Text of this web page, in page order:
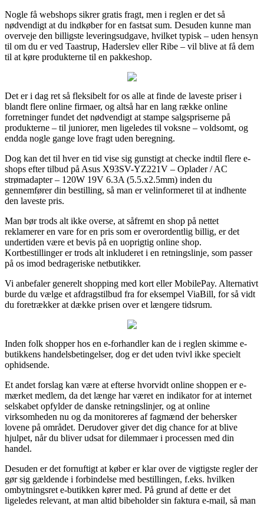
Nogle få webshops sikrer gratis fragt, men i reglen er det så
nødvendigt at du indkøber for en fastsat sum. Desuden kunne man
overveje den billigste leveringsudgave, hvilket typisk – uden hensyn
til om du er ved Taastrup, Haderslev eller Ribe – vil blive at få dem
til at køre produkterne til en pakkeshop.
Det er i dag ret så fleksibelt for os alle at finde de laveste priser i
blandt flere online firmaer, og altså har en lang række online
forretninger fundet det nødvendigt at stampe salgspriserne på
produkterne – til juniorer, men ligeledes til voksne – voldsomt, og
endda nogle gange love fragt uden beregning.
Dog kan det til hver en tid vise sig gunstigt at checke indtil flere e-
shops efter tilbud på Asus X93SV-YZ221V – Oplader / AC
strømadapter – 120W 19V 6.3A (5.5.x2.5mm) inden du
gennemfører din bestilling, så man er velinformeret til at indhente
den laveste pris.
Man bør trods alt ikke overse, at såfremt en shop på nettet
reklamerer en vare for en pris som er overordentlig billig, er det
undertiden være et bevis på en uoprigtig online shop.
Kortbestillinger er trods alt inkluderet i en retningslinje, som passer
på os imod bedrageriske netbutikker.
Vi anbefaler generelt shopping med kort eller MobilePay. Alternativt
burde du vælge et afdragstilbud fra for eksempel ViaBill, for så vidt
du foretrækker at dække prisen over et længere tidsrum.
Inden folk shopper hos en e-forhandler kan de i reglen skimme e-
butikkens handelsbetingelser, dog er det uden tvivl ikke specielt
ophidsende.
Et andet forslag kan være at efterse hvorvidt online shoppen er e-
mærket medlem, da det længe har været en indikator for at internet
selskabet opfylder de danske retningslinjer, og at online
virksomheden nu og da monitoreres af fagmænd der behersker
lovene på området. Derudover giver det dig chance for at blive
hjulpet, når du bliver udsat for dilemmaer i processen med din
handel.
Desuden er det fornuftigt at køber er klar over de vigtigste regler der
gør sig gældende i forbindelse med bestillingen, f.eks. hvilken
ombytningsret e-butikken kører med. På grund af dette er det
ligeledes relevant, at man altid bibeholder sin faktura e-mail, så man